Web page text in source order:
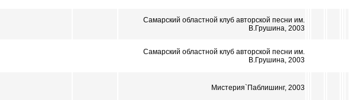
Самарский областной клуб авторской песни им.
В.Грушина, 2003
Самарский областной клуб авторской песни им.
В.Грушина, 2003
Мистерия`Паблишинг, 2003